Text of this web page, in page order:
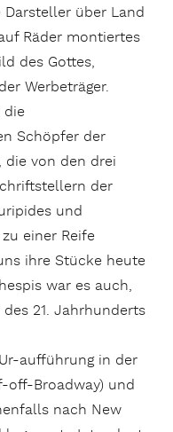
über Land
Räder montiertes
des Gottes,
Werbeträger.
die
Schöpfer der
die von den drei
der
und
einer Reife
ihre Stücke heute
war es auch,
21. Jahrhunderts
aufführung in der
off-Broadway) und
nach New